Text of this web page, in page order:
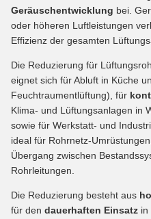
Geräuschentwicklung bei.
oder höheren Luftleistungen
Effizienz der gesamten
Die Reduzierung für
eignet sich für Abluft in Küche
Feuchtraumentlüftung), für
Klima- und Lüftungsanlagen in
sowie für Werkstatt- und
ideal für Rohrnetz-
Übergang zwischen
Rohrleitungen.
Die Reduzierung besteht aus
für den dauerhaften Einsatz in